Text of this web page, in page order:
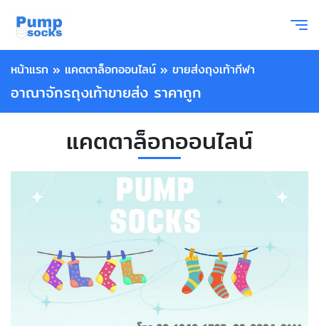
หน้าแรก » แคตตาล็อกออนไลน์ » ขายส่งถุงเท้ากีฬา
อาณาจักรถุงเท้าขายส่ง ราคาถูก
แคตตาล็อกออนไลน์